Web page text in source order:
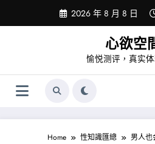
content
2026 年 8 月 8 日
心欲空
愉悦测评，真实
Home 性知識匯總 男人也